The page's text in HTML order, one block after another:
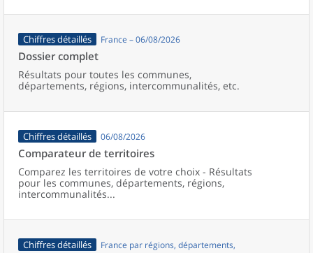
Chiffres détaillés France – 06/08/2026
Dossier complet
Résultats pour toutes les communes,
départements, régions, intercommunalités, etc.
Chiffres détaillés 06/08/2026
Comparateur de territoires
Comparez les territoires de votre choix - Résultats
pour les communes, départements, régions,
intercommunalités...
Chiffres détaillés
France par régions, départements,